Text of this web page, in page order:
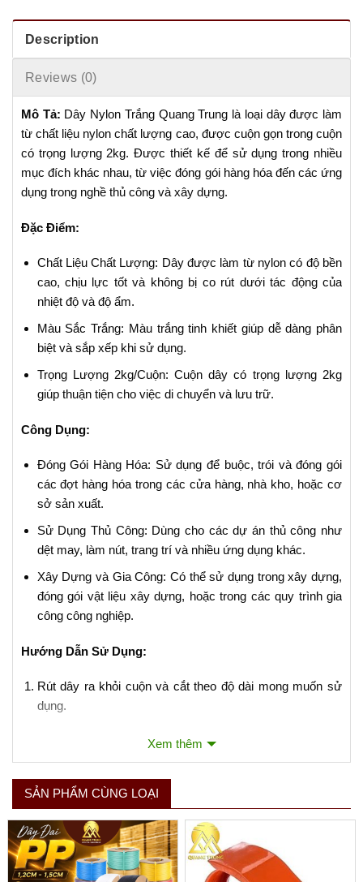
Description
Reviews (0)
Mô Tả: Dây Nylon Trắng Quang Trung là loại dây được làm
từ chất liệu nylon chất lượng cao, được cuộn gọn trong cuộn
có trọng lượng 2kg. Được thiết kế để sử dụng trong nhiều
mục đích khác nhau, từ việc đóng gói hàng hóa đến các ứng
dụng trong nghề thủ công và xây dựng.
Đặc Điểm:
Chất Liệu Chất Lượng: Dây được làm từ nylon có độ bền
cao, chịu lực tốt và không bị co rút dưới tác động của
nhiệt độ và độ ẩm.
Màu Sắc Trắng: Màu trắng tinh khiết giúp dễ dàng phân
biệt và sắp xếp khi sử dụng.
Trọng Lượng 2kg/Cuộn: Cuộn dây có trọng lượng 2kg
giúp thuận tiện cho việc di chuyển và lưu trữ.
Công Dụng:
Đóng Gói Hàng Hóa: Sử dụng để buộc, trói và đóng gói
các đợt hàng hóa trong các cửa hàng, nhà kho, hoặc cơ
sở sản xuất.
Sử Dụng Thủ Công: Dùng cho các dự án thủ công như
dệt may, làm nút, trang trí và nhiều ứng dụng khác.
Xây Dựng và Gia Công: Có thể sử dụng trong xây dựng,
đóng gói vật liệu xây dựng, hoặc trong các quy trình gia
công công nghiệp.
Hướng Dẫn Sử Dụng:
Rút dây ra khỏi cuộn và cắt theo độ dài mong muốn sử
dụng.
Đảm bảo buộc chặt và an toàn, đặc biệt khi sử dụng
trong các ứng dụng yêu cầu độ bền cao như trong xây
dựng hoặc vận chuyển hàng hóa.
Dây Nylon Trắng Quang Trung (2kg/Cuộn) là giải pháp đa
năng và tiện lợi cho nhu cầu buộc, trói và đóng gói trong
Xem thêm
SẢN PHẨM CÙNG LOẠI